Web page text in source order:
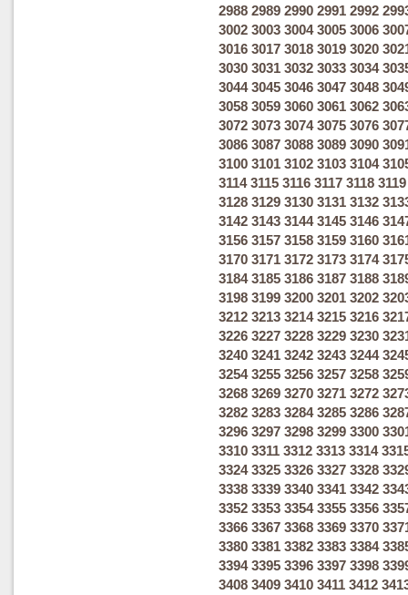
2988 2989 2990 2991 2992
3002 3003 3004 3005 3006
3016 3017 3018 3019 3020
3030 3031 3032 3033 3034
3044 3045 3046 3047 3048
3058 3059 3060 3061 3062
3072 3073 3074 3075 3076
3086 3087 3088 3089 3090
3100 3101 3102 3103 3104
3114 3115 3116 3117 3118 3119
3128 3129 3130 3131 3132
3142 3143 3144 3145 3146
3156 3157 3158 3159 3160
3170 3171 3172 3173 3174
3184 3185 3186 3187 3188
3198 3199 3200 3201 3202
3212 3213 3214 3215 3216
3226 3227 3228 3229 3230
3240 3241 3242 3243 3244
3254 3255 3256 3257 3258
3268 3269 3270 3271 3272
3282 3283 3284 3285 3286
3296 3297 3298 3299 3300
3310 3311 3312 3313 3314
3324 3325 3326 3327 3328
3338 3339 3340 3341 3342
3352 3353 3354 3355 3356
3366 3367 3368 3369 3370
3380 3381 3382 3383 3384
3394 3395 3396 3397 3398
3408 3409 3410 3411 3412